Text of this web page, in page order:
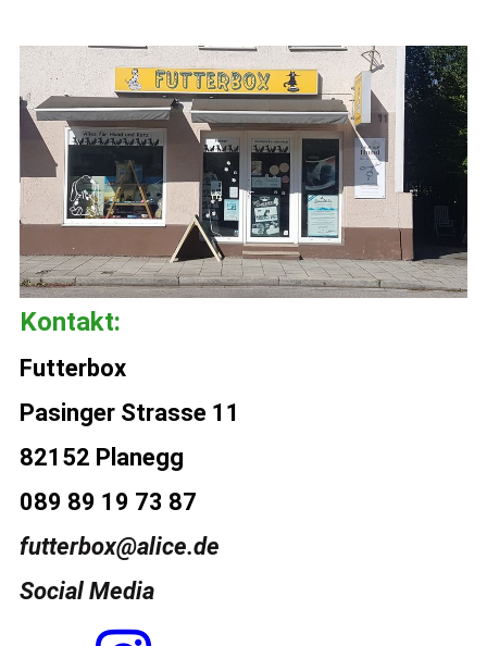
Kontakt:
Futterbox
Pasinger Strasse 11
82152 Planegg
089 89 19 73 87
futterbox@alice.de
Social Media